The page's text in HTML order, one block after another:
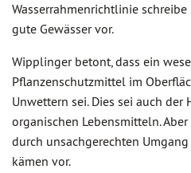
Wasserrahmenrichtlinie
gute Gewässer vor.
Wipplinger betont, dass ein
Pflanzenschutzmittel im
Unwettern sei. Dies sei auch
organischen Lebensmitteln.
durch unsachgerechten
kämen vor.